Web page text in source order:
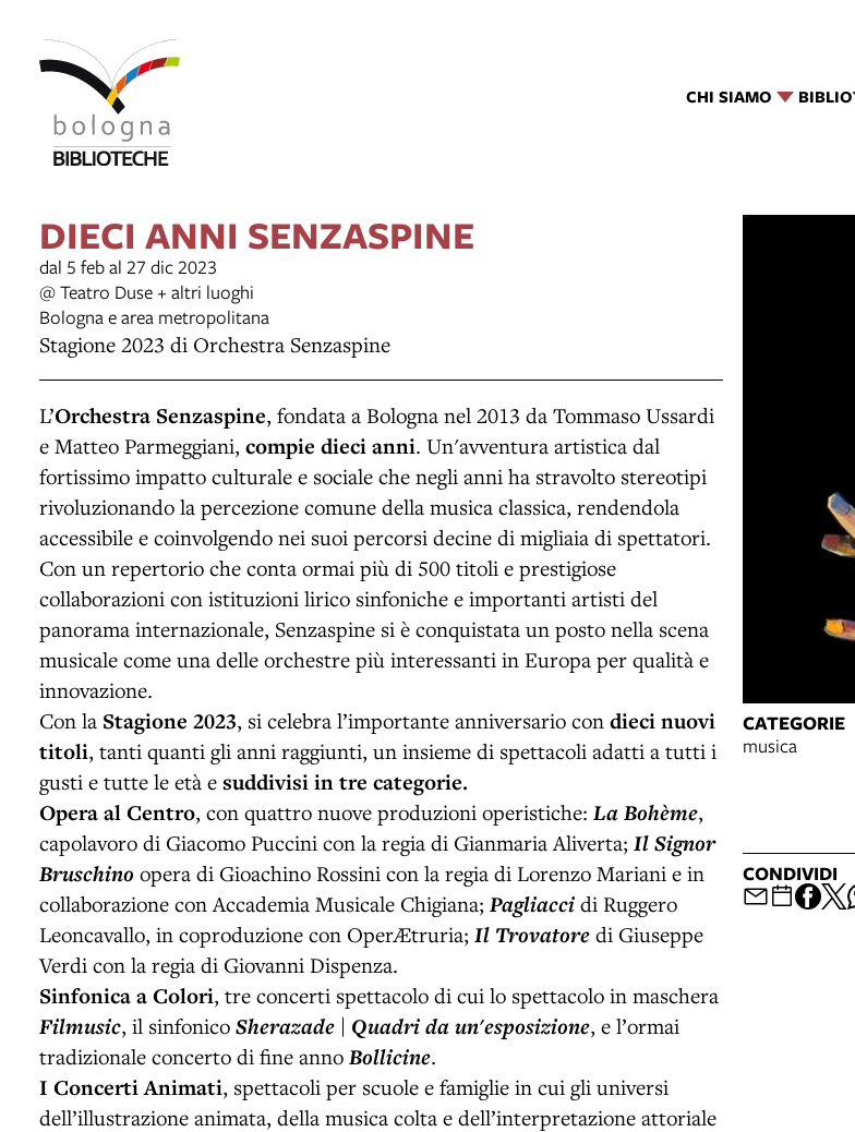
CHI SIAMO
DIECI ANNI SENZASPINE
dal 5 feb al 27 dic 2023
@ Teatro Duse + altri luoghi
Bologna e area metropolitana
Stagione 2023 di Orchestra Senzaspine
L’Orchestra Senzaspine, fondata a Bologna nel 2013 da Tommaso Ussardi
e Matteo Parmeggiani, compie dieci anni. Un'avventura artistica dal
fortissimo impatto culturale e sociale che negli anni ha stravolto stereotipi
rivoluzionando la percezione comune della musica classica, rendendola
accessibile e coinvolgendo nei suoi percorsi decine di migliaia di spettatori.
Con un repertorio che conta ormai più di 500 titoli e prestigiose
collaborazioni con istituzioni lirico sinfoniche e importanti artisti del
panorama internazionale, Senzaspine si è conquistata un posto nella scena
musicale come una delle orchestre più interessanti in Europa per qualità e
innovazione.
Con la Stagione 2023, si celebra l’importante anniversario con dieci nuovi
titoli, tanti quanti gli anni raggiunti, un insieme di spettacoli adatti a tutti i
gusti e tutte le età e suddivisi in tre categorie.
Opera al Centro, con quattro nuove produzioni operistiche: La Bohème,
capolavoro di Giacomo Puccini con la regia di Gianmaria Aliverta; Il Signor
Bruschino opera di Gioachino Rossini con la regia di Lorenzo Mariani e in
collaborazione con Accademia Musicale Chigiana; Pagliacci di Ruggero
Leoncavallo, in coproduzione con OperÆtruria; Il Trovatore di Giuseppe
Verdi con la regia di Giovanni Dispenza.
Sinfonica a Colori, tre concerti spettacolo di cui lo spettacolo in maschera
Filmusic, il sinfonico Sherazade | Quadri da un'esposizione, e l’ormai
tradizionale concerto di fine anno Bollicine.
I Concerti Animati, spettacoli per scuole e famiglie in cui gli universi
dell’illustrazione animata, della musica colta e dell’interpretazione attoriale
CATEGORIE
musica
CONDIVIDI